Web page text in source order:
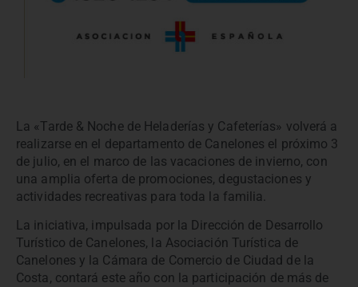
La «Tarde & Noche de Heladerías y Cafeterías» volverá a
realizarse en el departamento de Canelones el próximo 3
de julio, en el marco de las vacaciones de invierno, con
una amplia oferta de promociones, degustaciones y
actividades recreativas para toda la familia.
La iniciativa, impulsada por la Dirección de Desarrollo
Turístico de Canelones, la Asociación Turística de
Canelones y la Cámara de Comercio de Ciudad de la
Costa, contará este año con la participación de más de